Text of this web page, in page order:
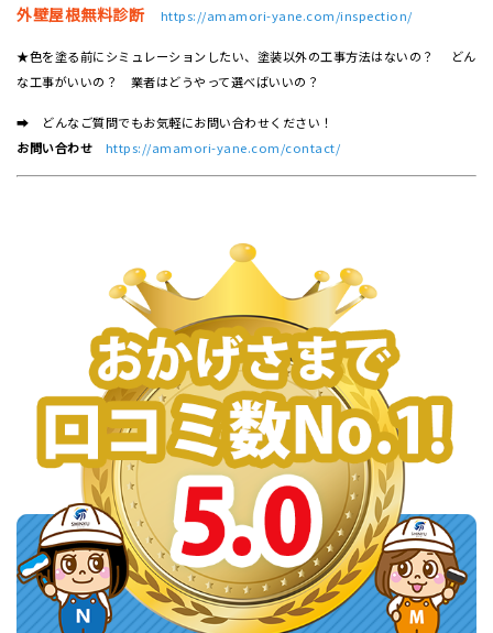
外壁屋根無料診断 https://amamori-yane.com/inspection/
★色を塗る前にシミュレーションしたい、塗装以外の工事方法はないの？ どん
な工事がいいの？ 業者はどうやって選べばいいの？
➡ どんなご質問でもお気軽にお問い合わせください！
お問い合わせ
https://amamori-yane.com/contact/